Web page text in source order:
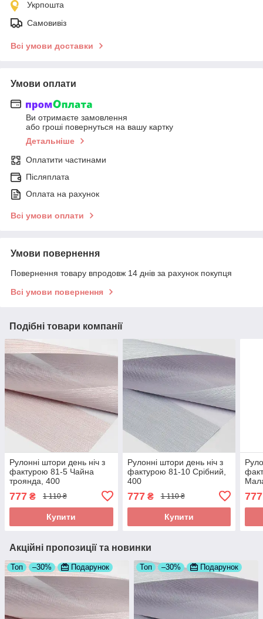
Укрпошта
Самовивіз
Всі умови доставки
Умови оплати
Ви отримаєте замовлення
або гроші повернуться на вашу картку
Детальніше
Оплатити частинами
Післяплата
Оплата на рахунок
Всі умови оплати
Умови повернення
Повернення товару впродовж 14 днів за рахунок покупця
Всі умови повернення
Подібні товари компанії
Рулонні штори день ніч з
фактурою 81-5 Чайна
троянда, 400
777 ₴ 1 110 ₴
Купити
Рулонні штори день ніч з
фактурою 81-10 Срібний,
400
777₴ 1 110 ₴
Купити
777
Акційні пропозиції та новинки
Топ –30% Подарунок Топ –30% Подарунок